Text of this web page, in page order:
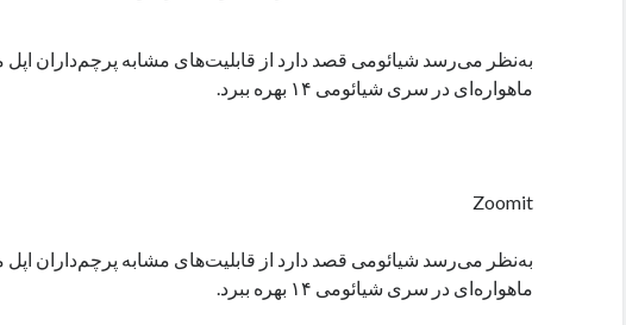
به‌نظر می‌رسد شیائومی قصد دارد از قابلیت‌های مشابه پرچم‌داران اپل
ماهواره‌ای در سری شیائومی ۱۴ بهره ببرد.
Zoomit
به‌نظر می‌رسد شیائومی قصد دارد از قابلیت‌های مشابه پرچم‌داران اپل
ماهواره‌ای در سری شیائومی ۱۴ بهره ببرد.